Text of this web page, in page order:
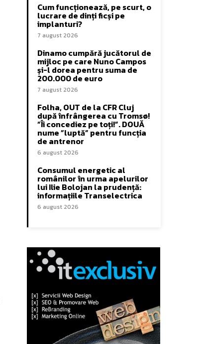
Cum funcționează, pe scurt, o
lucrare de dinți ficși pe
implanturi?
7 august 2026
Dinamo cumpără jucătorul de
mijloc pe care Nuno Campos
și-l dorea pentru suma de
200.000 de euro
7 august 2026
Folha, OUT de la CFR Cluj
după înfrângerea cu Tromsø!
”Îi concediez pe toți!”. DOUĂ
nume ”luptă” pentru funcția
de antrenor
6 august 2026
Consumul energetic al
românilor în urma apelurilor
lui Ilie Bolojan la prudență:
informațiile Transelectrica
6 august 2026